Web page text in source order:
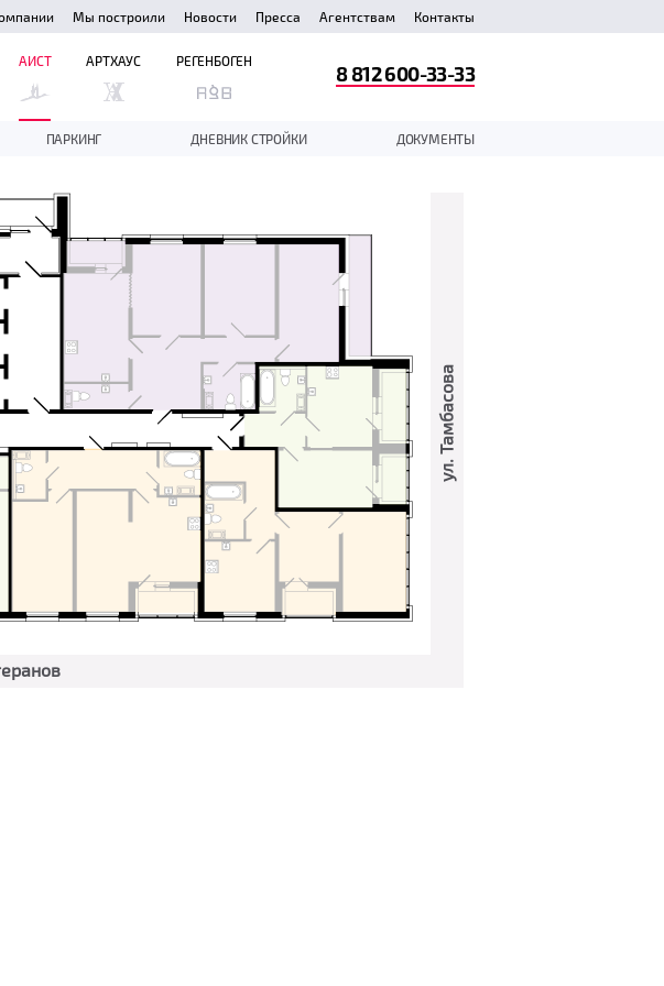
Мы построили Новости Пресса Агентствам Контакты
АИСТ
ПАРКИНГ ДНЕВНИК СТРОЙКИ ДОКУМЕНТЫ
АРТХАУС РЕГЕНБОГЕН
8 812 600-33-33
ул. Тамбасова